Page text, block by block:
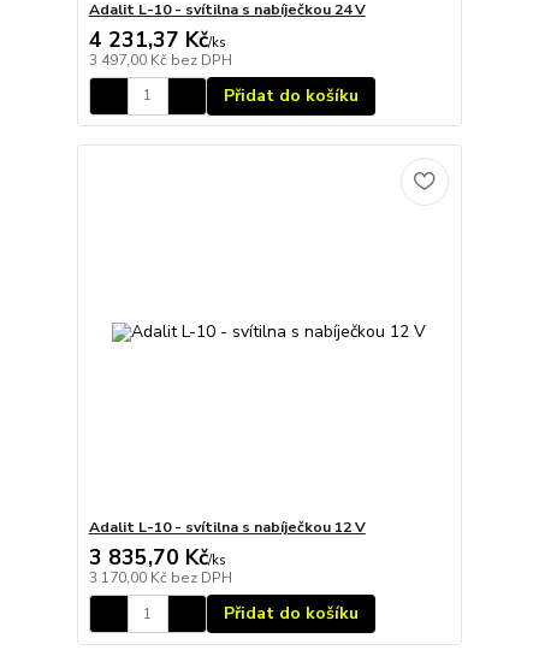
Adalit L-10 - svítilna s nabíječkou 24 V
4 231,37 Kč/ks
3 497,00 Kč bez DPH
Přidat do košíku
Adalit L-10 - svítilna s nabíječkou 12 V
3 835,70 Kč/ks
3 170,00 Kč bez DPH
Přidat do košíku